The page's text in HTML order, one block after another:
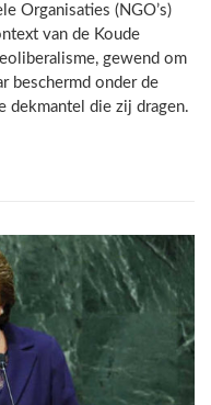
Organisaties (NGO’s)
van de Koude
gewend om
beschermd onder de
dekmantel die zij dragen.